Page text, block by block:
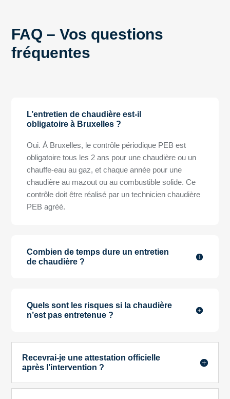
FAQ – Vos questions
fréquentes
L’entretien de chaudière est-il
obligatoire à Bruxelles ?
Oui. À Bruxelles, le contrôle périodique PEB est
obligatoire tous les 2 ans pour une chaudière ou un
chauffe-eau au gaz, et chaque année pour une
chaudière au mazout ou au combustible solide. Ce
contrôle doit être réalisé par un technicien chaudière
PEB agréé.
Combien de temps dure un entretien
de chaudière ?
Quels sont les risques si la chaudière
n’est pas entretenue ?
Recevrai-je une attestation officielle
après l’intervention ?